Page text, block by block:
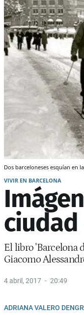
Dos barceloneses esquían en
VIVIR EN BARCELONA
ciudad
El libro 'Barcelona
Giacomo
4 abril, 2017 20:49
ADRIANA VALERO